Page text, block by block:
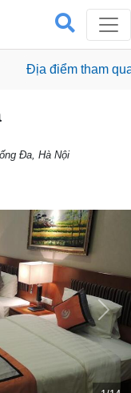
Địa điểm tham
Đa, Hà Nội
Next